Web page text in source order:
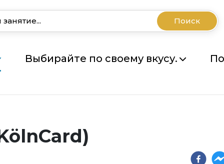
Поиск
Выбирайте по своему вкусу.